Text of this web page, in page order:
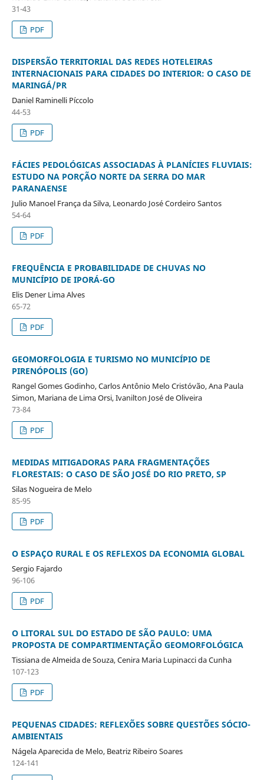
31-43
PDF
DISPERSÃO TERRITORIAL DAS REDES HOTELEIRAS
INTERNACIONAIS PARA CIDADES DO INTERIOR: O CASO DE
MARINGÁ/PR
Daniel Raminelli Píccolo
44-53
PDF
FÁCIES PEDOLÓGICAS ASSOCIADAS À PLANÍCIES FLUVIAIS:
ESTUDO NA PORÇÃO NORTE DA SERRA DO MAR
PARANAENSE
Julio Manoel França da Silva, Leonardo José Cordeiro Santos
54-64
PDF
FREQUÊNCIA E PROBABILIDADE DE CHUVAS NO
MUNICÍPIO DE IPORÁ-GO
Elis Dener Lima Alves
65-72
PDF
GEOMORFOLOGIA E TURISMO NO MUNICÍPIO DE
PIRENÓPOLIS (GO)
Rangel Gomes Godinho, Carlos Antônio Melo Cristóvão, Ana Paula
Simon, Mariana de Lima Orsi, Ivanilton José de Oliveira
73-84
PDF
MEDIDAS MITIGADORAS PARA FRAGMENTAÇÕES
FLORESTAIS: O CASO DE SÃO JOSÉ DO RIO PRETO, SP
Silas Nogueira de Melo
85-95
PDF
O ESPAÇO RURAL E OS REFLEXOS DA ECONOMIA GLOBAL
Sergio Fajardo
96-106
PDF
O LITORAL SUL DO ESTADO DE SÃO PAULO: UMA
PROPOSTA DE COMPARTIMENTAÇÃO GEOMORFOLÓGICA
Tissiana de Almeida de Souza, Cenira Maria Lupinacci da Cunha
107-123
PDF
PEQUENAS CIDADES: REFLEXÕES SOBRE QUESTÕES SÓCIO-
AMBIENTAIS
Nágela Aparecida de Melo, Beatriz Ribeiro Soares
124-141